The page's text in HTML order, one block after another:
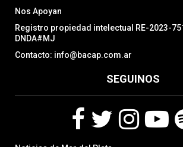
Nos Apoyan
Registro propiedad intelectual RE-2023-
DNDA#MJ
Contacto: info@bacap.com.ar
SEGUINOS